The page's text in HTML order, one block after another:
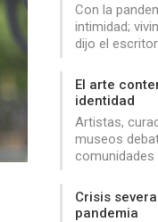
Con la
intimidad;
dijo el
El arte
identidad
Artistas,
museos
comunidades
Crisis
pandemia